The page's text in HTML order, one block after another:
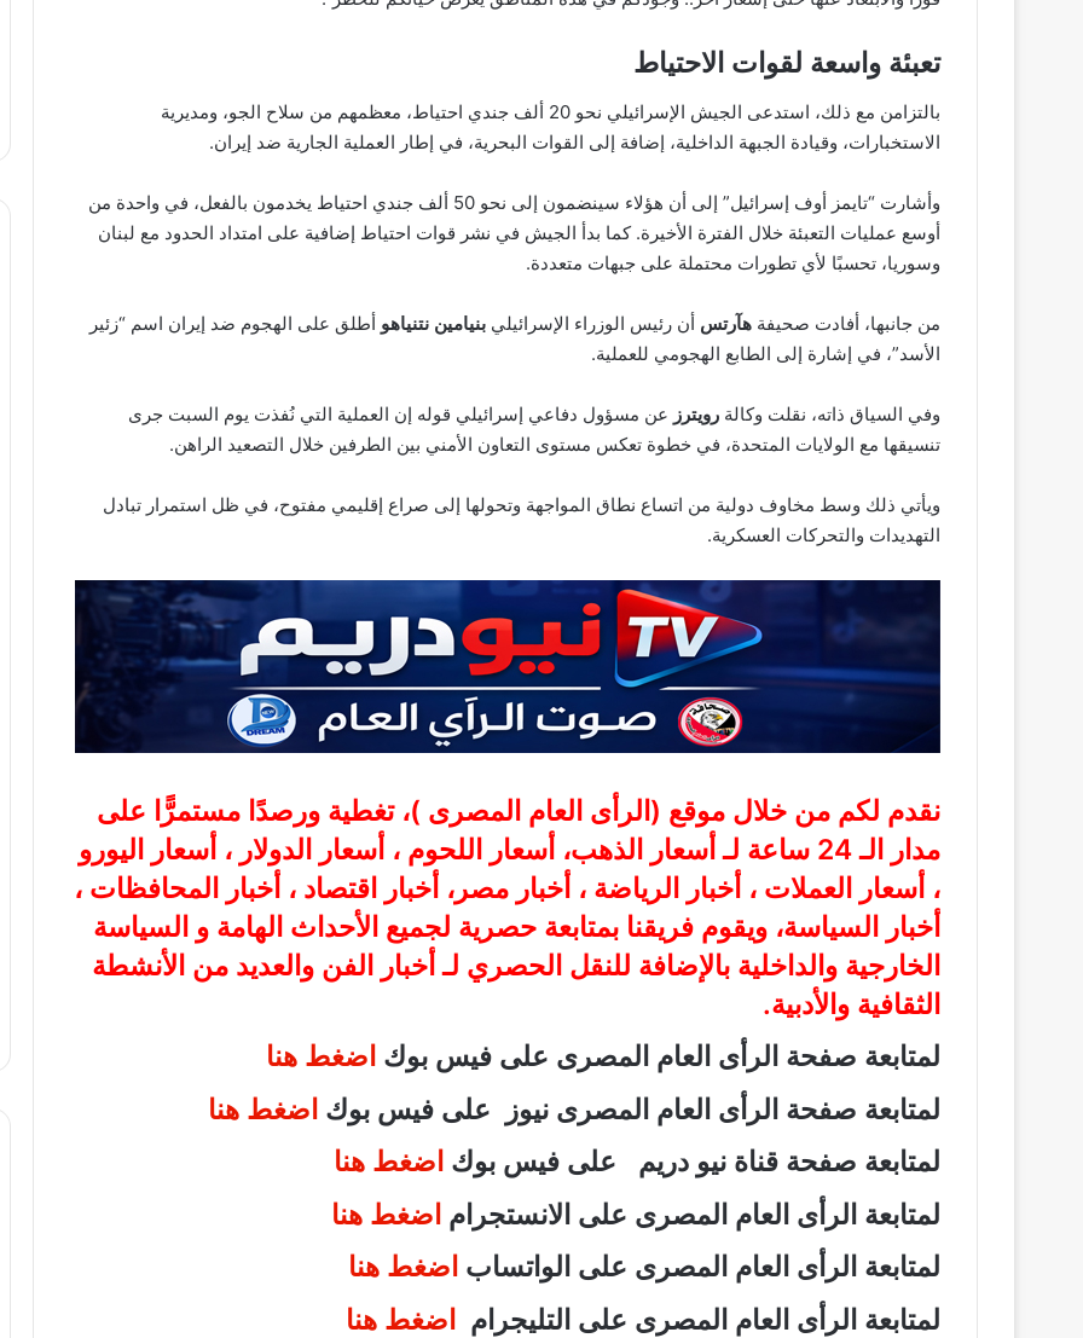
تعبئة واسعة لقوات الاحتياط
بالتزامن مع ذلك، استدعى الجيش الإسرائيلي نحو 20 ألف جندي احتياط، معظمهم من سلاح الجو، ومديرية
الاستخبارات، وقيادة الجبهة الداخلية، إضافة إلى القوات البحرية، في إطار العملية الجارية ضد إيران.
وأشارت “تايمز أوف إسرائيل” إلى أن هؤلاء سينضمون إلى نحو 50 ألف جندي احتياط يخدمون بالفعل، في واحدة من
أوسع عمليات التعبئة خلال الفترة الأخيرة. كما بدأ الجيش في نشر قوات احتياط إضافية على امتداد الحدود مع لبنان
وسوريا، تحسبًا لأي تطورات محتملة على جبهات متعددة.
من جانبها، أفادت صحيفة هآرتس أن رئيس الوزراء الإسرائيلي بنيامين نتنياهو أطلق على الهجوم ضد إيران اسم “زئير
الأسد”، في إشارة إلى الطابع الهجومي للعملية.
وفي السياق ذاته، نقلت وكالة رويترز عن مسؤول دفاعي إسرائيلي قوله إن العملية التي نُفذت يوم السبت جرى
تنسيقها مع الولايات المتحدة، في خطوة تعكس مستوى التعاون الأمني بين الطرفين خلال التصعيد الراهن.
ويأتي ذلك وسط مخاوف دولية من اتساع نطاق المواجهة وتحولها إلى صراع إقليمي مفتوح، في ظل استمرار تبادل
التهديدات والتحركات العسكرية.
نقدم لكم من خلال موقع ( الرأى العام المصرى )، تغطية ورصدًا مستمرًّا على
مدار الـ 24 ساعة لـ أسعار الذهب، أسعار اللحوم ، أسعار الدولار ، أسعار اليورو
، أسعار العملات ، أخبار الرياضة ، أخبار مصر، أخبار اقتصاد ، أخبار المحافظات ،
أخبار السياسة، ويقوم فريقنا بمتابعة حصرية لجميع الأحداث الهامة و السياسة
الخارجية والداخلية بالإضافة للنقل الحصري لـ أخبار الفن والعديد من الأنشطة
الثقافية والأدبية.
لمتابعة صفحة الرأى العام المصرى على فيس بوك اضغط هنا
لمتابعة صفحة الرأى العام المصرى نيوز على فيس بوك اضغط هنا
لمتابعة صفحة قناة نيو دريم على فيس بوك اضغط هنا
لمتابعة الرأى العام المصرى على الانستجرام اضغط هنا
لمتابعة الرأى العام المصرى على الواتساب اضغط هنا
لمتابعة الرأى العام المصرى على التليجرام
اضغط هنا